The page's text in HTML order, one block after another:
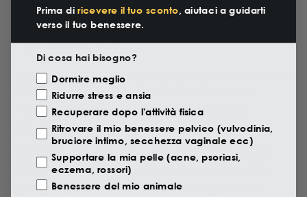
CBD-Öl gegen Bluthochdruck:
Funktioniert es?
CBD-Öl gegen Bluthochdruck
empfohlene Produkt, um die positiven
Effekte zu erzielen, die in vielen Studien der
letzten Jahre nachgewiesen wurden. Es ist
insbesondere zur Senkung des Blutdrucks
geeignet, der im Normalbereich gehalten
Prima di ricevere il tuo sconto, aiutaci a guidarti
verso il tuo benessere.
Di cosa hai bisogno?
Motivazione Visita
Dormire meglio
Ridurre stress e ansia
Recuperare dopo l'attività fisica
Ritrovare il mio benessere pelvico (vulvodinia,
bruciore intimo, secchezza vaginale ecc)
Supportare la mia pelle (acne, psoriasi,
eczema, rossori)
Benessere del mio animale